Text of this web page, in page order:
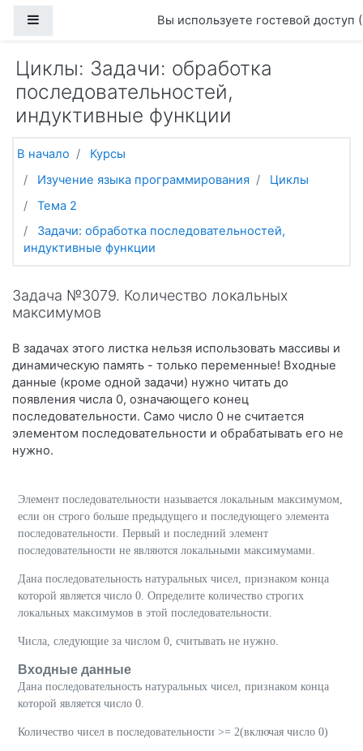
Вы используете гостевой доступ (
Циклы: Задачи: обработка
последовательностей,
индуктивные функции
В начало
Курсы
Изучение языка программирования
Циклы
Тема 2
Задачи: обработка последовательностей,
индуктивные функции
Задача №3079. Количество локальных
максимумов
В задачах этого листка нельзя использовать массивы и
динамическую память - только переменные! Входные
данные (кроме одной задачи) нужно читать до
появления числа 0, означающего конец
последовательности. Само число 0 не считается
элементом последовательности и обрабатывать его не
нужно.
Элемент последовательности называется локальным максимумом,
если он строго больше предыдущего и последующего элемента
последовательности. Первый и последний элемент
последовательности не являются локальными максимумами.
Дана последовательность натуральных чисел, признаком конца
которой является число 0. Определите количество строгих
локальных максимумов в этой последовательности.
Числа, следующие за числом 0, считывать не нужно.
Входные данные
Дана последовательность натуральных чисел, признаком конца
которой является число 0.
Количество чисел в последовательности >= 2(включая число 0)